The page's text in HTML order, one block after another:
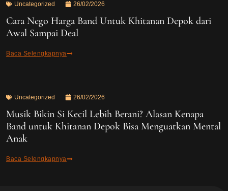
Uncategorized 26/02/2026
Cara Nego Harga Band Untuk Khitanan Depok dari
Awal Sampai Deal
Baca Selengkapnya
Uncategorized 26/02/2026
Musik Bikin Si Kecil Lebih Berani? Alasan Kenapa
Band untuk Khitanan Depok Bisa Menguatkan Mental
Anak
Baca Selengkapnya